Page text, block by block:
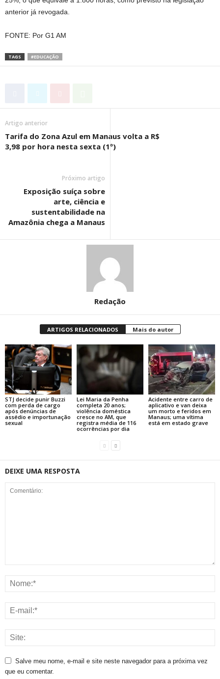
anterior já revogada.
FONTE: Por G1 AM
TAGS #EDUCAÇÃO
Artigo anterior
Tarifa do Zona Azul em Manaus volta a R$
3,98 por hora nesta sexta (1º)
Próximo artigo
Exposição suíça sobre
arte, ciência e
sustentabilidade na
Amazônia chega a Manaus
Redação
ARTIGOS RELACIONADOS Mais do autor
STJ decide punir Buzzi
com perda de cargo
após denúncias de
assédio e importunação
sexual
Lei Maria da Penha
completa 20 anos;
violência doméstica
cresce no AM, que
registra média de 116
ocorrências por dia
Acidente entre carro de
aplicativo e van deixa
um morto e feridos em
Manaus; uma vítima
está em estado grave
DEIXE UMA RESPOSTA
Salve meu nome, e-mail e site neste navegador para a próxima vez
que eu comentar.